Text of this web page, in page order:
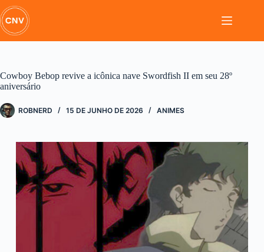
Pular
para
o
conteúdo
Cowboy Bebop revive a icônica nave Swordfish II em seu 28º
aniversário
ROBNERD 15 DE JUNHO DE 2026 ANIMES